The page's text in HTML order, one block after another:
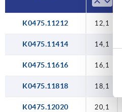
40,17
K0475.11212 12,1
K0475.11414 14,1
K0475.11616 16,1
K0475.11818 18,1
K0475.12020 20,1